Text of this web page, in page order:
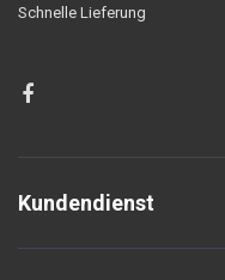
Schnelle Lieferung
Kundendienst